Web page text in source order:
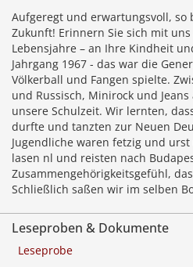
Aufgeregt und erwartungsvoll, so
Zukunft! Erinnern Sie sich mit
Lebensjahre – an Ihre Kindheit
Jahrgang 1967 - das war die
Völkerball und Fangen spielte.
und Russisch, Minirock und
unsere Schulzeit. Wir lernten,
durfte und tanzten zur Neuen
Jugendliche waren fetzig und
lasen nl und reisten nach
Zusammengehörigkeitsgefühl,
Schließlich saßen wir im selben
Leseproben & Dokumente
Leseprobe